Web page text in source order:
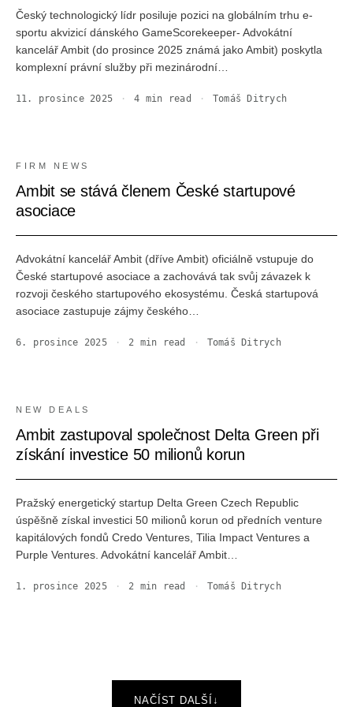
Český technologický lídr posiluje pozici na globálním trhu e-
sportu akvizicí dánského GameScorekeeper- Advokátní
kancelář Ambit (do prosince 2025 známá jako Ambit) poskytla
komplexní právní služby při mezinárodní…
11. prosince 2025 · 4 min read · Tomáš Ditrych
FIRM NEWS
Ambit se stává členem České startupové
asociace
Advokátní kancelář Ambit (dříve Ambit) oficiálně vstupuje do
České startupové asociace a zachovává tak svůj závazek k
rozvoji českého startupového ekosystému. Česká startupová
asociace zastupuje zájmy českého…
6. prosince 2025 · 2 min read · Tomáš Ditrych
NEW DEALS
Ambit zastupoval společnost Delta Green při
získání investice 50 milionů korun
Pražský energetický startup Delta Green Czech Republic
úspěšně získal investici 50 milionů korun od předních venture
kapitálových fondů Credo Ventures, Tilia Impact Ventures a
Purple Ventures. Advokátní kancelář Ambit…
1. prosince 2025 · 2 min read · Tomáš Ditrych
NAČÍST DALŠÍ ↓